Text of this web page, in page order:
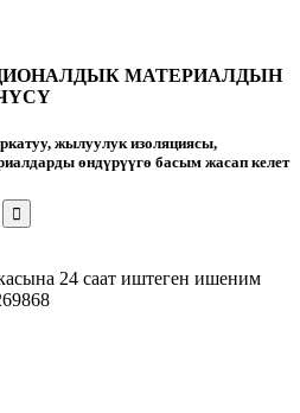
МАТЕРИАЛДЫН
жылуулук изоляциясы,
өндүрүүгө басым жасап келет
24 саат иштеген ишеним